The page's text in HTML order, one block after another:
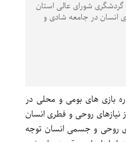
شورای عالی استان
انسان در جامعه شادی و
بازی های بومی و محلی در
روحی و فطری انسان
روحی و جسمی انسان توجه